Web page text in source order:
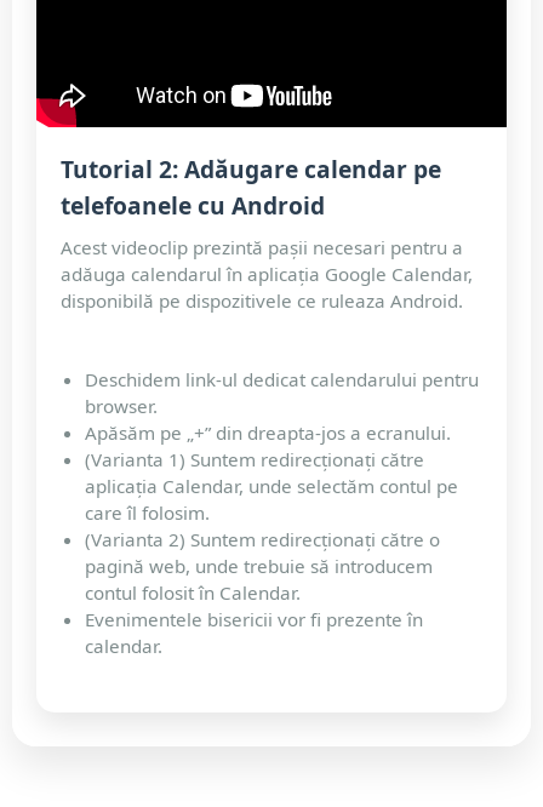
Tutorial 2: Adăugare calendar pe
telefoanele cu Android
Acest videoclip prezintă pașii necesari pentru a
adăuga calendarul în aplicația Google Calendar,
disponibilă pe dispozitivele ce ruleaza Android.
Deschidem link-ul dedicat calendarului pentru
browser.
Apăsăm pe „+” din dreapta-jos a ecranului.
(Varianta 1) Suntem redirecționați către
aplicația Calendar, unde selectăm contul pe
care îl folosim.
(Varianta 2) Suntem redirecționați către o
pagină web, unde trebuie să introducem
contul folosit în Calendar.
Evenimentele bisericii vor fi prezente în
calendar.